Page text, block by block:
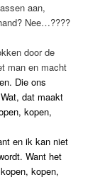
aan,
Nee…????
door de
man en macht
Die ons
dat maakt
kopen,
en ik kan niet
Want het
kopen,